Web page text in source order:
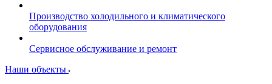
Производство холодильного и климатического
оборудования
Сервисное обслуживание и ремонт
Наши объекты